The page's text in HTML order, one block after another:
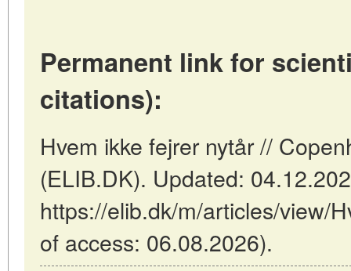
Permanent link for
citations):
Hvem ikke fejrer nytår //
(ELIB.DK). Updated:
https://elib.dk/m/articles/view/
of access: 06.08.2026).